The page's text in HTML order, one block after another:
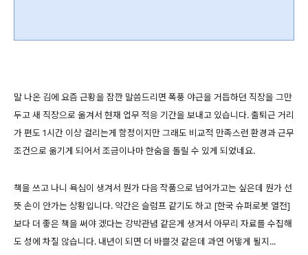
말 나온 김에 요즘 근황을 잠깐 말씀드리면 폭풍 야근을 거듭하던 직장을 그만
두고 새 직장으로 옮겨서 현재 업무 적응 기간을 보내고 있습니다. 출퇴근 거리
가 편도 1시간 이상 걸리는게 함정이지만 그래도 비교적 만족스런 환경과 근무
조건으로 옮기게 되어서 조금이나마 한숨을 돌릴 수 있게 되었네요.
책을 쓰고 나니 욕심이 생겨서 뭔가 다음 작품으로 넘어가고는 싶은데 뭔가 선
뜻 손이 안가는 상황입니다. 약간은 슬럼프 같기도 하고 [한국 슈퍼로봇 열전]
보다 더 좋은 책을 써야 겠다는 강박관념 같은게 생겨서 아무리 자료를 수집해
도 성에 차질 않습니다. 내년이 되면 더 바쁠것 같은데 과연 어떻게 될지...